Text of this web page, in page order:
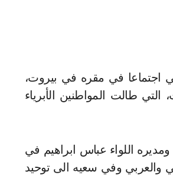
طالت المواطنين الأبرياء
ومديره اللواء عباس ابراهيم في
والعربي وفي سعيه الى توحيد